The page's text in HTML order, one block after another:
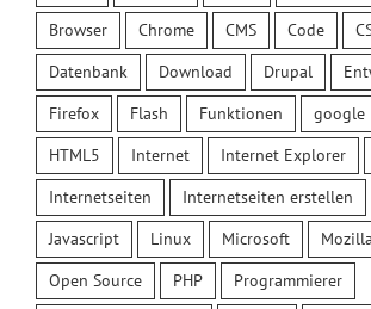
Browser
Chrome CMS Code
Datenbank
Download Drupal
Firefox
Flash Funktionen google
HTML5
Internet Internet Explorer
Internetseiten
Internetseiten erstellen
Javascript
Linux Microsoft Mozilla
Open Source
PHP
Programmierer